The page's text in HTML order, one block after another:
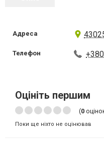
Адреса
Телефон
Оцініть першим
(0
Поки ще ніхто не оцінював